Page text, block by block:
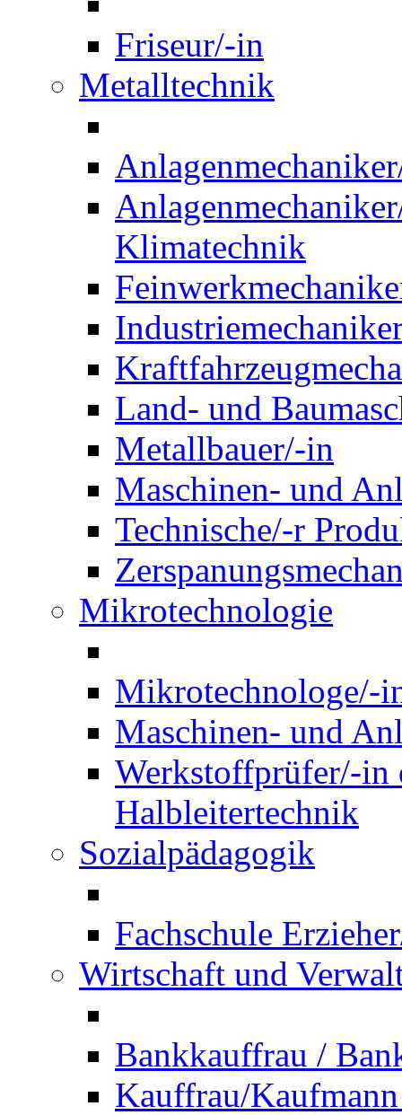
Friseur/-in
Metalltechnik
Klimatechnik
Land- und
Metallbauer/-in
Maschinen- und
Technische/-r
Mikrotechnologie
Mikrotechnologe/-
Maschinen- und
Werkstoffprüfer/-in
Halbleitertechnik
Sozialpädagogik
Fachschule
Wirtschaft und
Bankkauffrau /
Kauffrau/